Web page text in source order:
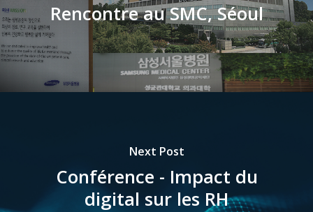
Rencontre au SMC, Séoul
Next Post
Conférence - Impact du
digital sur les RH